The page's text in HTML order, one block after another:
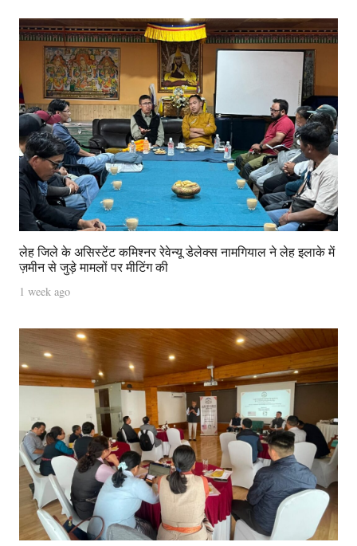
लेह जिले के असिस्टेंट कमिश्नर रेवेन्यू डेलेक्स नामगियाल ने लेह इलाके में
ज़मीन से जुड़े मामलों पर मीटिंग की
1 week ago